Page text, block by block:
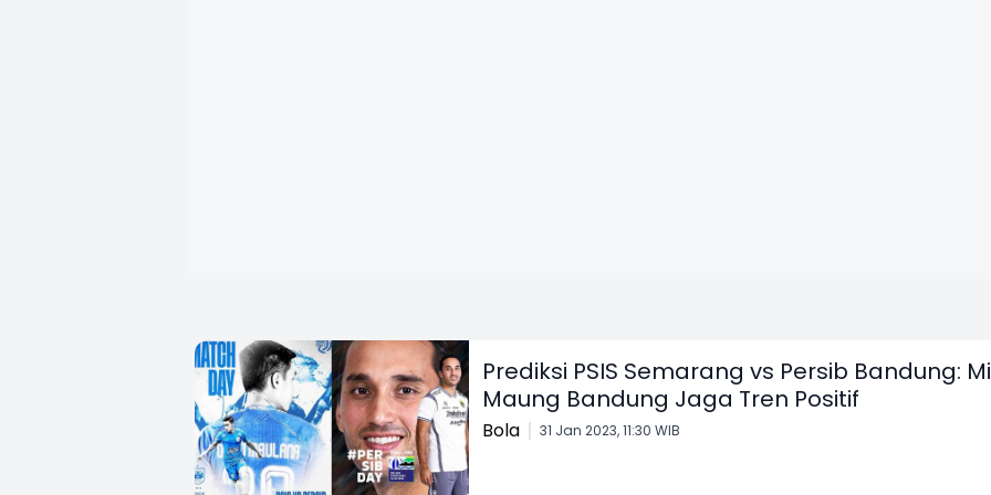
Prediksi PSIS Semarang vs Persib Bandung:
Maung Bandung Jaga Tren Positif
Bola 31 Jan 2023, 11:30 WIB